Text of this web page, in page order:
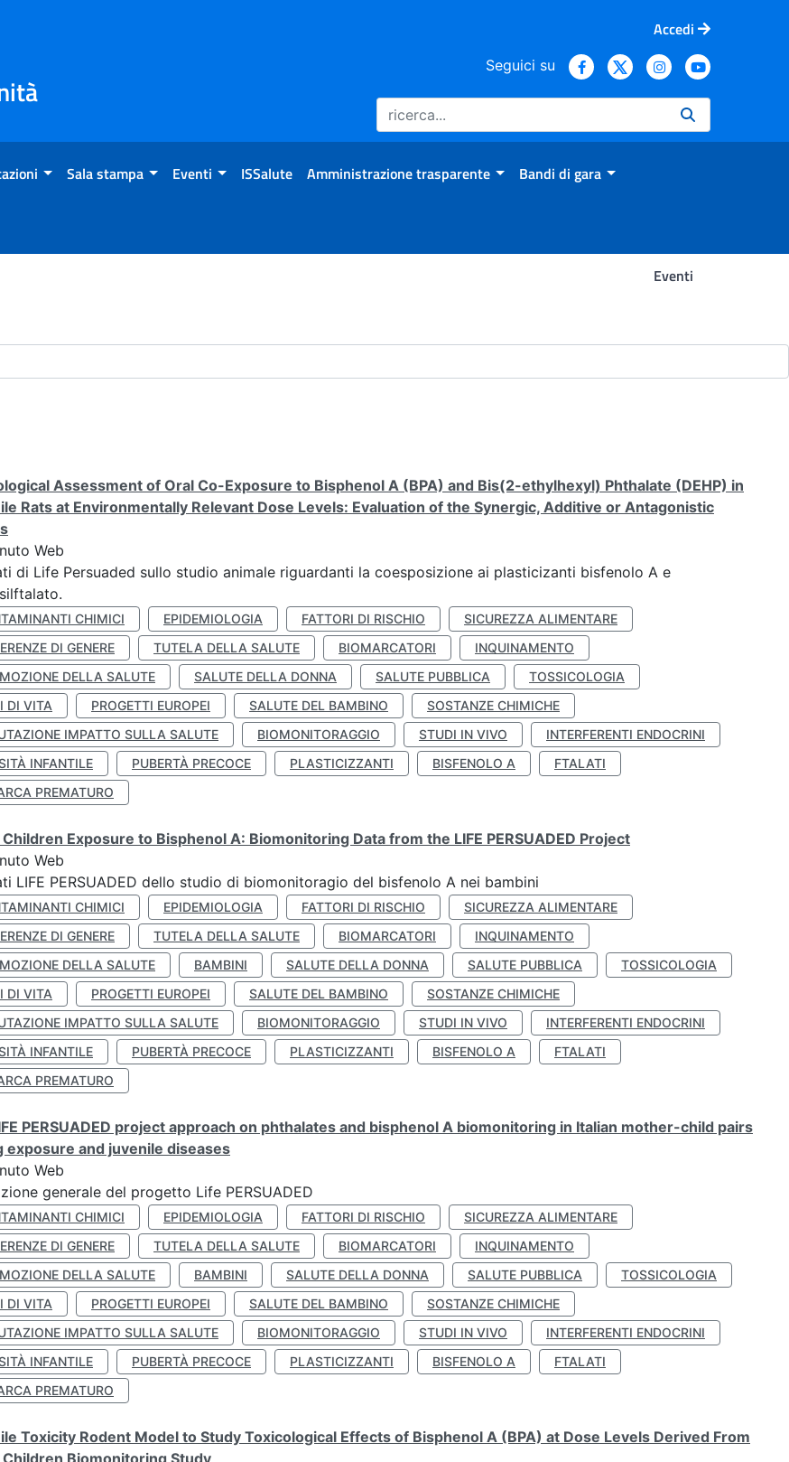
Accedi
Seguici su
Sala stampa Eventi ISSalute Amministrazione trasparente Bandi di gara
Eventi
Assessment of Oral Co-Exposure to Bisphenol A (BPA) and Bis(2-ethylhexyl) Phthalate (DEHP) in
Rats at Environmentally Relevant Dose Levels: Evaluation of the Synergic, Additive or Antagonistic
Web
di Life Persuaded sullo studio animale riguardanti la coesposizione ai plasticizanti bisfenolo A e
CHIMICI EPIDEMIOLOGIA FATTORI DI RISCHIO
SICUREZZA ALIMENTARE
DI GENERE
TUTELA DELLA SALUTE BIOMARCATORI
INQUINAMENTO
DELLA SALUTE
SALUTE DELLA DONNA SALUTE PUBBLICA
TOSSICOLOGIA
DI VITA
PROGETTI EUROPEI SALUTE DEL BAMBINO
SOSTANZE CHIMICHE
IMPATTO SULLA SALUTE
BIOMONITORAGGIO STUDI IN VIVO
INTERFERENTI ENDOCRINI
INFANTILE
PUBERTÀ PRECOCE PLASTICIZZANTI BISFENOLO A
FTALATI
PREMATURO
Children Exposure to Bisphenol A: Biomonitoring Data from the LIFE PERSUADED Project
Web
LIFE PERSUADED dello studio di biomonitoragio del bisfenolo A nei bambini
CHIMICI EPIDEMIOLOGIA FATTORI DI RISCHIO
SICUREZZA ALIMENTARE
DI GENERE
TUTELA DELLA SALUTE BIOMARCATORI
INQUINAMENTO
DELLA SALUTE
BAMBINI SALUTE DELLA DONNA SALUTE PUBBLICA
TOSSICOLOGIA
DI VITA
PROGETTI EUROPEI SALUTE DEL BAMBINO
SOSTANZE CHIMICHE
IMPATTO SULLA SALUTE
BIOMONITORAGGIO STUDI IN VIVO
INTERFERENTI ENDOCRINI
INFANTILE
PUBERTÀ PRECOCE PLASTICIZZANTI BISFENOLO A
FTALATI
PREMATURO
PERSUADED project approach on phthalates and bisphenol A biomonitoring in Italian mother-child pairs
exposure and juvenile diseases
Web
generale del progetto Life PERSUADED
CHIMICI EPIDEMIOLOGIA FATTORI DI RISCHIO
SICUREZZA ALIMENTARE
DI GENERE
TUTELA DELLA SALUTE BIOMARCATORI
INQUINAMENTO
DELLA SALUTE
BAMBINI SALUTE DELLA DONNA SALUTE PUBBLICA
TOSSICOLOGIA
DI VITA
PROGETTI EUROPEI SALUTE DEL BAMBINO
SOSTANZE CHIMICHE
IMPATTO SULLA SALUTE
BIOMONITORAGGIO STUDI IN VIVO
INTERFERENTI ENDOCRINI
INFANTILE
PUBERTÀ PRECOCE PLASTICIZZANTI BISFENOLO A
FTALATI
PREMATURO
Toxicity Rodent Model to Study Toxicological Effects of Bisphenol A (BPA) at Dose Levels Derived From
Children Biomonitoring Study